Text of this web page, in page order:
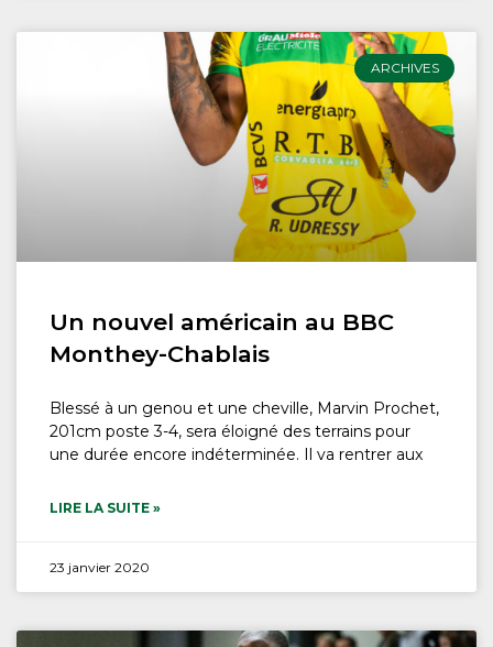
ARCHIVES
Un nouvel américain au BBC
Monthey-Chablais
Blessé à un genou et une cheville, Marvin Prochet,
201cm poste 3-4, sera éloigné des terrains pour
une durée encore indéterminée. Il va rentrer aux
LIRE LA SUITE »
23 janvier 2020